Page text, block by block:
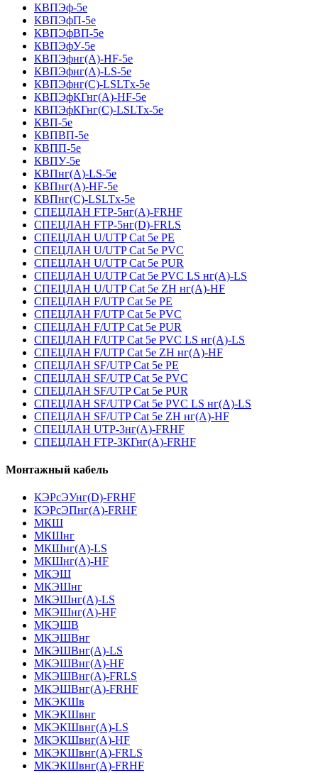
КВПЭф-5е
КВПЭфП-5е
КВПЭфВП-5е
КВПЭфУ-5е
КВПЭфнг(А)-HF-5е
КВПЭфнг(А)-LS-5е
КВПЭфнг(С)-LSLTx-5е
КВПЭфКГнг(А)-HF-5е
КВПЭфКГнг(С)-LSLTx-5е
КВП-5е
КВПВП-5е
КВПП-5е
КВПУ-5е
КВПнг(А)-LS-5е
КВПнг(А)-HF-5е
КВПнг(С)-LSLTx-5е
СПЕЦЛАН FTP-5нг(А)-FRHF
СПЕЦЛАН FTP-5нг(D)-FRLS
СПЕЦЛАН U/UTP Cat 5e PE
СПЕЦЛАН U/UTP Cat 5e PVC
СПЕЦЛАН U/UTP Cat 5e PUR
СПЕЦЛАН U/UTP Cat 5e PVC LS нг(А)-LS
СПЕЦЛАН U/UTP Cat 5e ZH нг(А)-HF
СПЕЦЛАН F/UTP Cat 5e PE
СПЕЦЛАН F/UTP Cat 5e PVC
СПЕЦЛАН F/UTP Cat 5e PUR
СПЕЦЛАН F/UTP Cat 5e PVC LS нг(А)-LS
СПЕЦЛАН F/UTP Cat 5e ZH нг(А)-HF
СПЕЦЛАН SF/UTP Cat 5e PE
СПЕЦЛАН SF/UTP Cat 5e PVC
СПЕЦЛАН SF/UTP Cat 5e PUR
СПЕЦЛАН SF/UTP Cat 5e PVC LS нг(А)-LS
СПЕЦЛАН SF/UTP Cat 5e ZH нг(А)-HF
СПЕЦЛАН UTP-3нг(А)-FRHF
СПЕЦЛАН FTP-3КГнг(А)-FRHF
Монтажный кабель
КЭРсЭУнг(D)-FRHF
КЭРсЭПнг(А)-FRHF
МКШ
МКШнг
МКШнг(А)-LS
МКШнг(А)-HF
МКЭШ
МКЭШнг
МКЭШнг(А)-LS
МКЭШнг(А)-HF
МКЭШВ
МКЭШВнг
МКЭШВнг(А)-LS
МКЭШВнг(А)-HF
МКЭШВнг(А)-FRLS
МКЭШВнг(А)-FRHF
МКЭКШв
МКЭКШвнг
МКЭКШвнг(А)-LS
МКЭКШвнг(A)-HF
МКЭКШвнг(А)-FRLS
МКЭКШвнг(A)-FRHF